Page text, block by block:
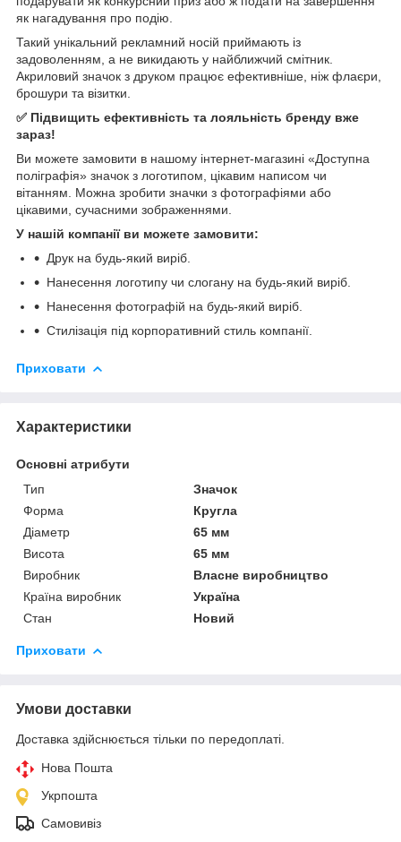
як нагадування про подію.
Такий унікальний рекламний носій приймають із
задоволенням, а не викидають у найближчий смітник.
Акриловий значок з друком працює ефективніше, ніж флаєри,
брошури та візитки.
✅ Підвищить ефективність та лояльність бренду вже
зараз!
Ви можете замовити в нашому інтернет-магазині «Доступна
поліграфія» значок з логотипом, цікавим написом чи
вітанням. Можна зробити значки з фотографіями або
цікавими, сучасними зображеннями.
У нашій компанії ви можете замовити:
Друк на будь-який виріб.
Нанесення логотипу чи слогану на будь-який виріб.
Нанесення фотографій на будь-який виріб.
Стилізація під корпоративний стиль компанії.
Приховати
Характеристики
Основні атрибути
Тип
Значок
Форма
Кругла
Діаметр
65 мм
Висота
65 мм
Виробник
Власне виробництво
Країна виробник
Україна
Стан
Новий
Приховати
Умови доставки
Доставка здійснюється тільки по передоплаті.
Нова Пошта
Укрпошта
Самовивіз